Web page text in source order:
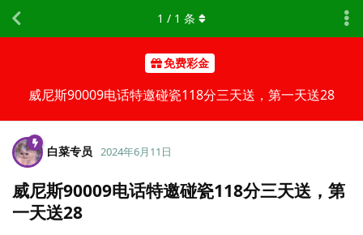
免费彩金
威尼斯90009电话特邀碰瓷118分三天送，第一天送28
1 / 1 条
白菜专员 2024年6月11日
威尼斯90009电话特邀碰瓷118分三天送，第
一天送28